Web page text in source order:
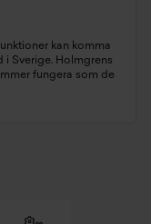
kan komma
i Sverige. Holmgrens
fungera som de